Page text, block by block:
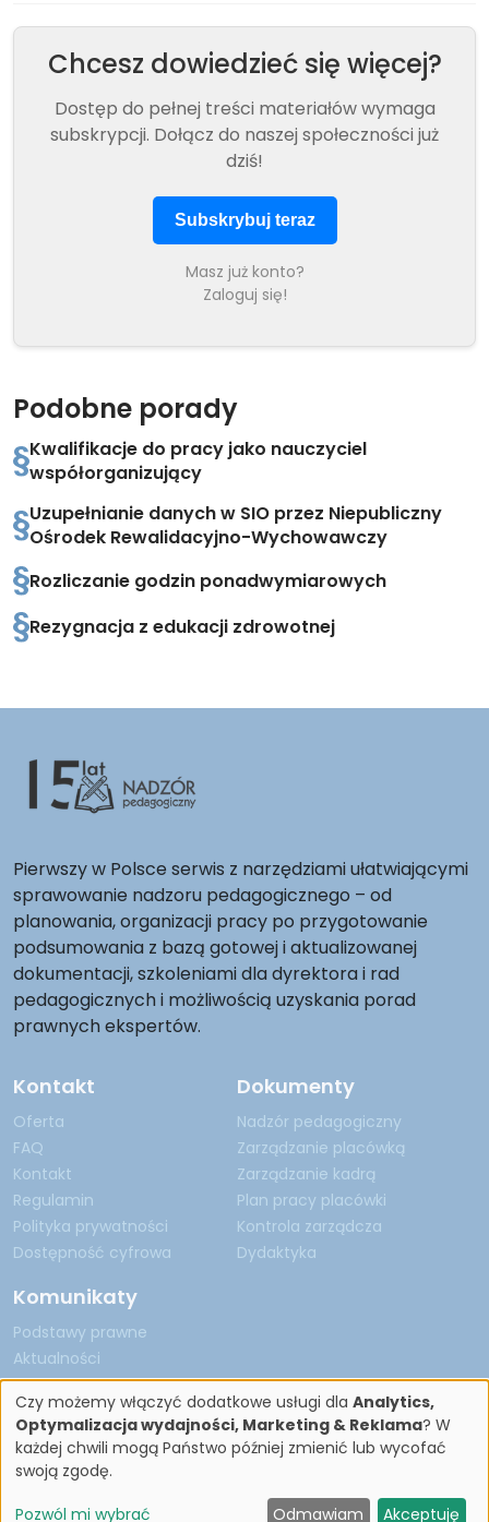
Chcesz dowiedzieć się więcej?
Dostęp do pełnej treści materiałów wymaga
subskrypcji. Dołącz do naszej społeczności już
dziś!
Subskrybuj teraz
Masz już konto?
Zaloguj się!
Podobne porady
Kwalifikacje do pracy jako nauczyciel
współorganizujący
Uzupełnianie danych w SIO przez Niepubliczny
Ośrodek Rewalidacyjno-Wychowawczy
Rozliczanie godzin ponadwymiarowych
Rezygnacja z edukacji zdrowotnej
Pierwszy w Polsce serwis z narzędziami ułatwiającymi
sprawowanie nadzoru pedagogicznego – od
planowania, organizacji pracy po przygotowanie
podsumowania z bazą gotowej i aktualizowanej
dokumentacji, szkoleniami dla dyrektora i rad
pedagogicznych i możliwością uzyskania porad
prawnych ekspertów.
Kontakt
Oferta
FAQ
Kontakt
Regulamin
Polityka prywatności
Dostępność cyfrowa
Dokumenty
Nadzór pedagogiczny
Zarządzanie placówką
Zarządzanie kadrą
Plan pracy placówki
Kontrola zarządcza
Dydaktyka
Komunikaty
Podstawy prawne
Aktualności
Copyright by Nadzór Pedagogiczny 2026
Czy możemy włączyć dodatkowe usługi dla Analytics,
Optymalizacja wydajności, Marketing & Reklama? W
każdej chwili mogą Państwo później zmienić lub wycofać
swoją zgodę.
Pozwól mi wybrać Odmawiam Akceptuję